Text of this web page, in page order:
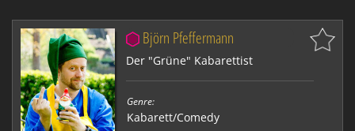
Björn Pfeffermann
Der "Grüne" Kabarettist
Genre:
Kabarett/Comedy